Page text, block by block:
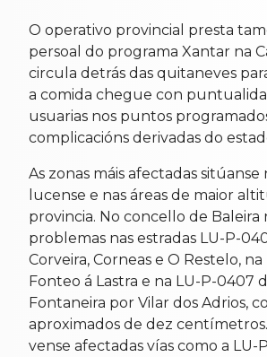
O operativo provincial presta
persoal do programa Xantar na
circula detrás das quitaneves
a comida chegue con
usuarias nos puntos
complicacións derivadas do
As zonas máis afectadas
lucense e nas áreas de maior
provincia. No concello de Baleira
problemas nas estradas LU-P-
Corveira, Corneas e O Restelo,
Fonteo á Lastra e na LU-P-0407
Fontaneira por Vilar dos Adrios,
aproximados de dez
vense afectadas vías como a LU-